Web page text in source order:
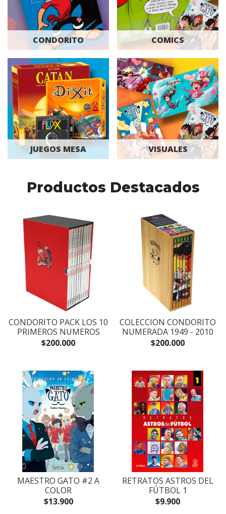
CONDORITO COMICS
JUEGOS MESA VISUALES
Productos Destacados
CONDORITO PACK LOS 10
PRIMEROS NUMEROS
$200.000
COLECCION CONDORITO
NUMERADA 1949 - 2010
$200.000
MAESTRO GATO #2 A
COLOR
$13.900
RETRATOS ASTROS DEL
FÚTBOL 1
$9.900